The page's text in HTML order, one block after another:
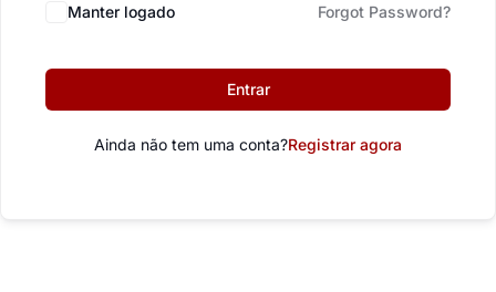
Manter logado Forgot Password?
Entrar
Ainda não tem uma conta?Registrar agora